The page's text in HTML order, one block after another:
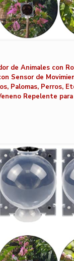
de Animales con
Sensor de
Palomas, Perros,
Repelente